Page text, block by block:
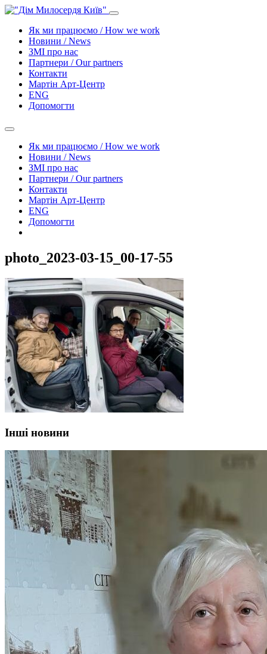
Як ми працюємо / How we work
Новини / News
ЗМІ про нас
Партнери / Our partners
Контакти
Mартін Арт-Центр
ENG
Допомогти
Як ми працюємо / How we work
Новини / News
ЗМІ про нас
Партнери / Our partners
Контакти
Mартін Арт-Центр
ENG
Допомогти
photo_2023-03-15_00-17-55
Інші новини